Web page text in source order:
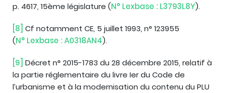
p. 4617, 15ème législature (N° Lexbase : L3793L8Y).
[8] Cf notamment CE, 5 juillet 1993, n° 123955
(N° Lexbase : A0318AN4).
[9] Décret n° 2015-1783 du 28 décembre 2015, relatif à
la partie réglementaire du livre Ier du Code de
l’urbanisme et à la modernisation du contenu du PLU